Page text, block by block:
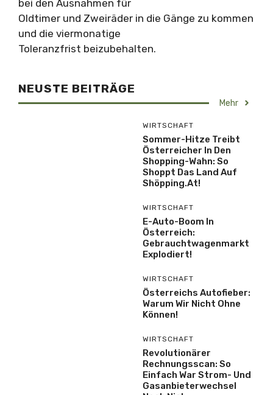
bei den Ausnahmen für
Oldtimer und Zweiräder in die Gänge zu kommen
und die viermonatige
Toleranzfrist beizubehalten.
NEUSTE BEITRÄGE
Mehr
WIRTSCHAFT
Sommer-Hitze Treibt
Österreicher In Den
Shopping-Wahn: So
Shoppt Das Land Auf
Shöpping.at!
WIRTSCHAFT
E-Auto-Boom In
Österreich:
Gebrauchtwagenmarkt
Explodiert!
WIRTSCHAFT
Österreichs Autofieber:
Warum Wir Nicht Ohne
Können!
WIRTSCHAFT
Revolutionärer
Rechnungsscan: So
Einfach War Strom- Und
Gasanbieterwechsel